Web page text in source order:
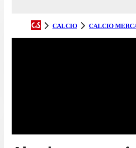
CALCIO CALCIO